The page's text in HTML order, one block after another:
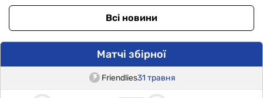
Всі новини
Матчі збірної
Friendlies31 травня